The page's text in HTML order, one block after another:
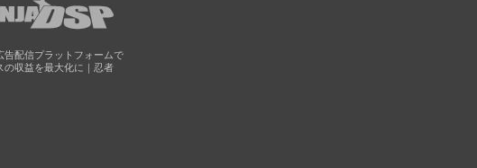
告配信プラットフォームで
の収益を最大化に｜忍者